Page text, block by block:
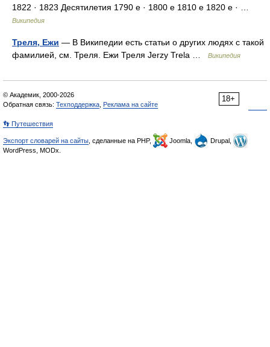
Википедия
фамилией, см. Треля. Ежи Треля Jerzy Trela … Википедия
© Академик, 2000-2026
Обратная связь:Техподдержка
Экспорт словарей на сайты
WordPress, MODx.